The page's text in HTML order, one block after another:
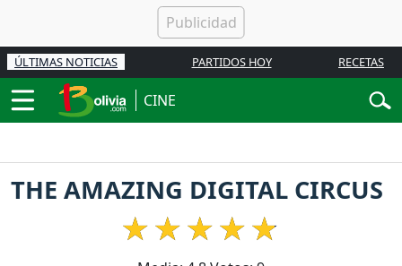
ÚLTIMAS NOTICIAS PARTIDOS HOY RECETAS
CINE
THE AMAZING DIGITAL CIRCUS